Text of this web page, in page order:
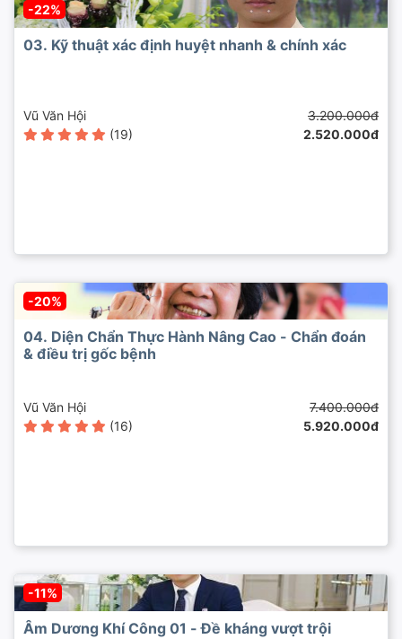
-22%
03. Kỹ thuật xác định huyệt nhanh & chính xác
Vũ Văn Hội
(19)
3.200.000đ
2.520.000đ
-20%
04. Diện Chẩn Thực Hành Nâng Cao - Chẩn đoán
& điều trị gốc bệnh
Vũ Văn Hội
(16)
7.400.000đ
5.920.000đ
-11%
Âm Dương Khí Công 01 - Đề kháng vượt trội